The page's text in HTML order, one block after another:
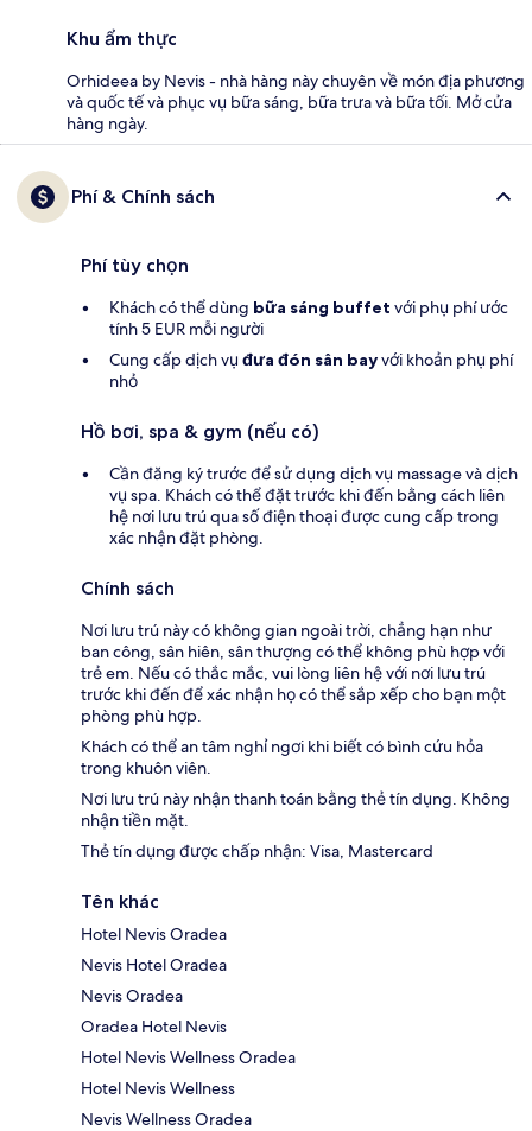
Khu ẩm thực
Orhideea by Nevis - nhà hàng này chuyên về món địa phương
và quốc tế và phục vụ bữa sáng, bữa trưa và bữa tối. Mở cửa
hàng ngày.
Phí & Chính sách
Phí tùy chọn
Khách có thể dùng bữa sáng buffet với phụ phí ước
tính 5 EUR mỗi người
Cung cấp dịch vụ đưa đón sân bayvới khoản phụ phí
nhỏ
Hồ bơi, spa & gym (nếu có)
Cần đăng ký trước để sử dụng dịch vụ massage và dịch
vụ spa. Khách có thể đặt trước khi đến bằng cách liên
hệ nơi lưu trú qua số điện thoại được cung cấp trong
xác nhận đặt phòng.
Chính sách
Nơi lưu trú này có không gian ngoài trời, chẳng hạn như
ban công, sân hiên, sân thượng có thể không phù hợp với
trẻ em. Nếu có thắc mắc, vui lòng liên hệ với nơi lưu trú
trước khi đến để xác nhận họ có thể sắp xếp cho bạn một
phòng phù hợp.
Khách có thể an tâm nghỉ ngơi khi biết có bình cứu hỏa
trong khuôn viên.
Nơi lưu trú này nhận thanh toán bằng thẻ tín dụng. Không
nhận tiền mặt.
Thẻ tín dụng được chấp nhận: Visa, Mastercard
Tên khác
Hotel Nevis Oradea
Nevis Hotel Oradea
Nevis Oradea
Oradea Hotel Nevis
Hotel Nevis Wellness Oradea
Hotel Nevis Wellness
Nevis Wellness Oradea